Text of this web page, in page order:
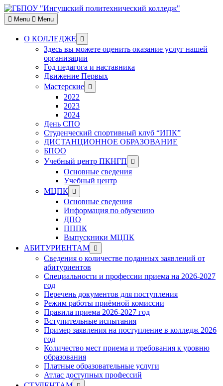
Skip
to
content
Menu Menu
О КОЛЛЕДЖЕ
Show
sub
menu
Здесь вы можете оценить оказание услуг нашей
организации
Год педагога и наставника
Движение Первых
Мастерские Show
sub
2022
2023
2024
День СПО
Студенческий спортивный клуб “ИПК”
ДИСТАНЦИОННОЕ ОБРАЗОВАНИЕ
БПОО
Учебный центр ПКНГП
Show
sub
menu
Основные сведения
Учебный центр
МЦПК Show
sub
menu
Основные сведения
Информация по обучению
ДПО
ПППК
Выпускники МЦПК
АБИТУРИЕНТАМ Show
sub
menu
Сведения о количестве поданных заявлений от
абитуриентов
Специальности и профессии приема на 2026-2027
год
Перечень документов для поступления
Режим работы приёмной комиссии
Правила приема 2026-2027 год
Вступительные испытания
Пример заявления на поступление в колледж 2026
год
Количество мест приема и требования к уровню
образования
Платные образовательные услуги
Атлас доступных профессий
Show